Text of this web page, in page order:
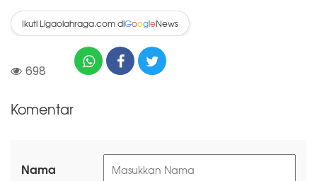
Ikuti Ligaolahraga.com diGoogleNews
698
Komentar
Nama